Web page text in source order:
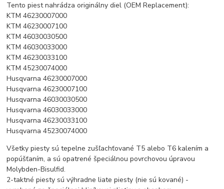
Tento piest nahrádza originálny diel (OEM Replacement):
KTM 46230007000
KTM 46230007100
KTM 46030030500
KTM 46030033000
KTM 46230033100
KTM 45230074000
Husqvarna 46230007000
Husqvarna 46230007100
Husqvarna 46030030500
Husqvarna 46030033000
Husqvarna 46230033100
Husqvarna 45230074000
Všetky piesty sú tepelne zušľachťované T5 alebo T6 kalením a
popúšťaním, a sú opatrené špeciálnou povrchovou úpravou
Molybden-Bisulfid.
2-taktné piesty sú výhradne liate piesty (nie sú kované) -